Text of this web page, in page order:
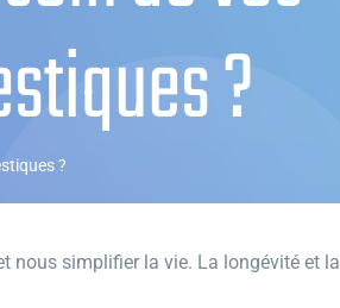
?
?
nous simplifier la vie. La longévité et la